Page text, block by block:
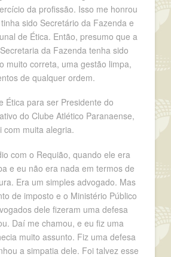
da profissão. Isso me honrou
sido Secretário da Fazenda e
de Ética. Então, presumo que a
da Fazenda tenha sido
muito correta, uma gestão limpa,
de qualquer ordem.
Ética para ser Presidente do
do Clube Atlético Paranaense,
com muita alegria.
com o Requião, quando ele era
e eu não era nada em termos de
Era um simples advogado. Mas
de imposto e o Ministério Público
dele fizeram uma defesa
Daí me chamou, e eu fiz uma
muito assunto. Fiz uma defesa
a simpatia dele. Foi talvez esse